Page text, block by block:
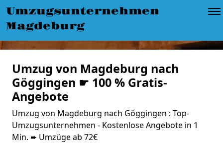
Umzugsunternehmen
Magdeburg
Umzug von Magdeburg nach
Göggingen ☛ 100 % Gratis-
Angebote
Umzug von Magdeburg nach Göggingen : Top-
Umzugsunternehmen - Kostenlose Angebote in 1
Min. ➨ Umzüge ab 72€